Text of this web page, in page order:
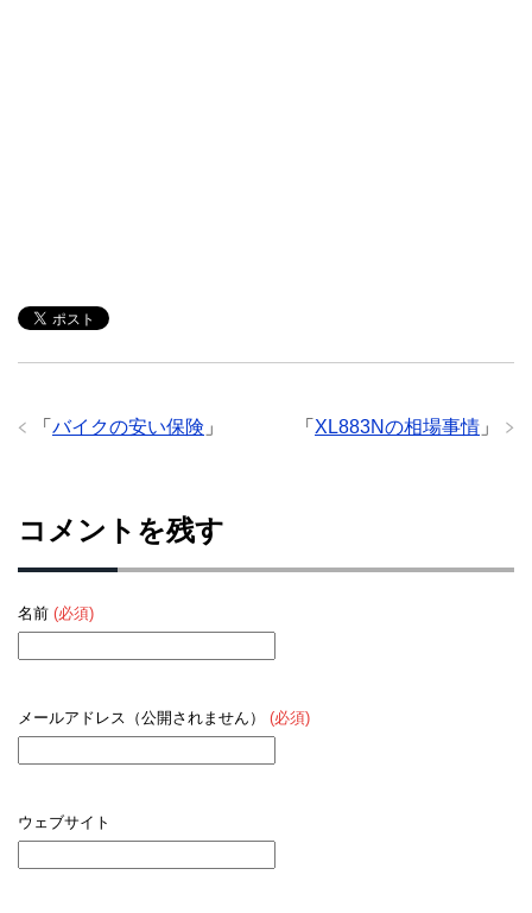
「 XL883Nの相場事情 」
「 バイクの安い保険 」
コメントを残す
名前 (必須)
メールアドレス（公開されません） (必須)
ウェブサイト